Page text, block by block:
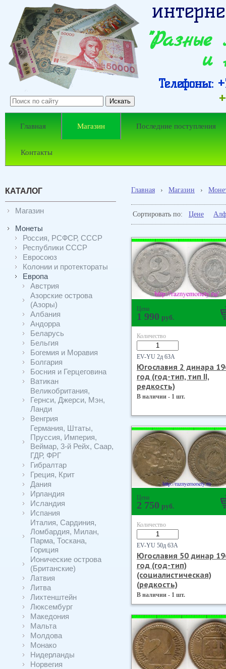
и
Телефоны:
Главная Магазин Последние поступления
Контакты
КАТАЛОГ
Магазин
Монеты
Россия, РСФСР, СССР
Республики СССР
Евросоюз
Колонии и протектораты
Европа
Австрия
Азорские острова
(Азоры)
Албания
Андорра
Беларусь
Бельгия
Богемия и Моравия
Болгария
Босния и Герцеговина
Ватикан
Великобритания,
Гернси, Джерси, Мэн,
Ланди
Венгрия
Германия, Штаты,
Пруссия, Империя,
Веймар, 3-й Рейх, Саар,
ГДР, ФРГ
Гибралтар
Греция, Крит
Дания
Ирландия
Исландия
Испания
Италия, Сардиния,
Ломбардия, Милан,
Парма, Тоскана,
Гориция
Ионические острова
(Британские)
Латвия
Литва
Лихтенштейн
Люксембург
Македония
Мальта
Молдова
Монако
Нидерланды
Норвегия
Главная › Магазин ›
Сортировать по: Цене
Цена
1 990 руб.
Количество
EV-YU 2д 63А
Югославия 2 динара
год (год-тип, тип II,
редкость)
В наличии - 1 шт.
Цена
2 750 руб.
Количество
EV-YU 50д 63А
Югославия 50 динар
год (год-тип)
(социалистическая)
(редкость)
В наличии - 1 шт.